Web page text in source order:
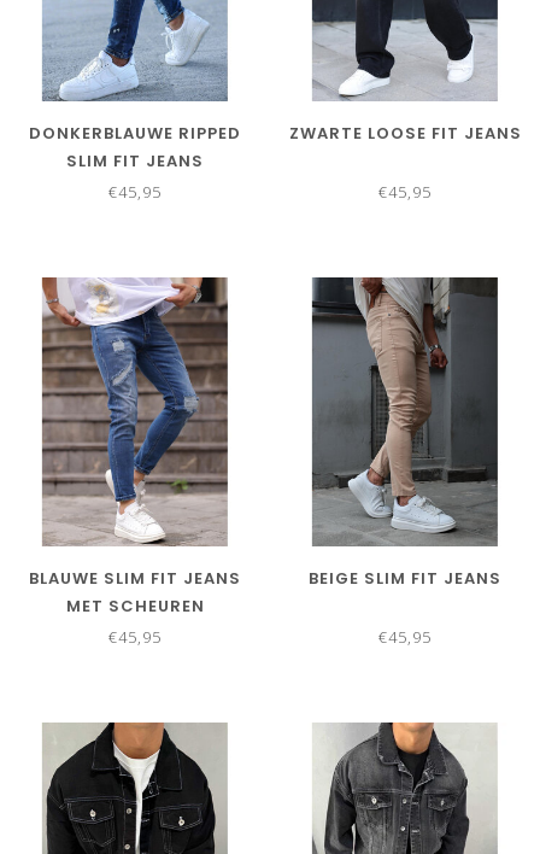
DONKERBLAUWE RIPPED
SLIM FIT JEANS
€45,95
ZWARTE LOOSE FIT JEANS
€45,95
BLAUWE SLIM FIT JEANS
MET SCHEUREN
€45,95
BEIGE SLIM FIT JEANS
€45,95